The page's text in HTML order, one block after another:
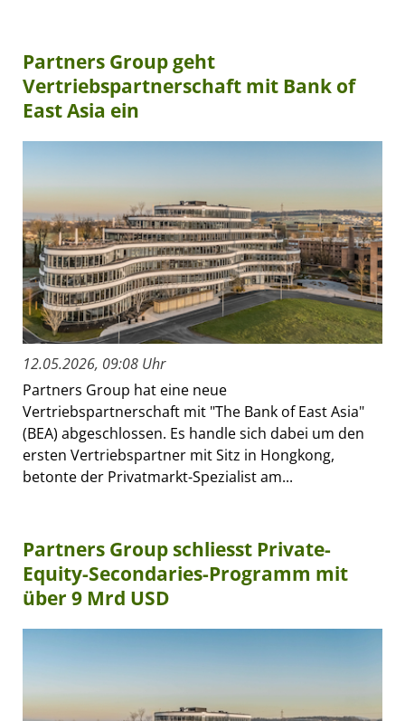
Partners Group geht
Vertriebspartnerschaft mit Bank of
East Asia ein
12.05.2026, 09:08 Uhr
Partners Group hat eine neue
Vertriebspartnerschaft mit "The Bank of East Asia"
(BEA) abgeschlossen. Es handle sich dabei um den
ersten Vertriebspartner mit Sitz in Hongkong,
betonte der Privatmarkt-Spezialist am...
Partners Group schliesst Private-
Equity-Secondaries-Programm mit
über 9 Mrd USD